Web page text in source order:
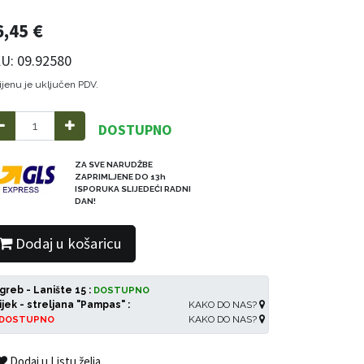
€
09.92580
je uključen PDV.
DOSTUPNO
ZA SVE NARUDŽBE
ZAPRIMLJENE DO 13h
ISPORUKA SLIJEDEĆI RADNI
DAN!
Dodaj u košaricu
- Lanište 15 : DOSTUPNO
KAKO DO NAS?
- streljana "Pampas" :
KAKO DO NAS?
Dodaj u Listu želja